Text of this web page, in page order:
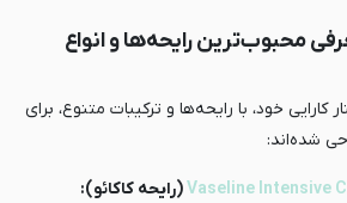
کارایی خود، با رایحه‌ها و ترکیبات متنوع، برای
شده‌اند:
Vaseline Intensive(رایحه کاکائو):